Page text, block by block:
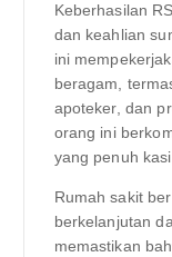
Keberhasilan
dan keahlian
ini
beragam,
apoteker, dan
orang ini
yang penuh
Rumah sakit
berkelanjutan
memastikan